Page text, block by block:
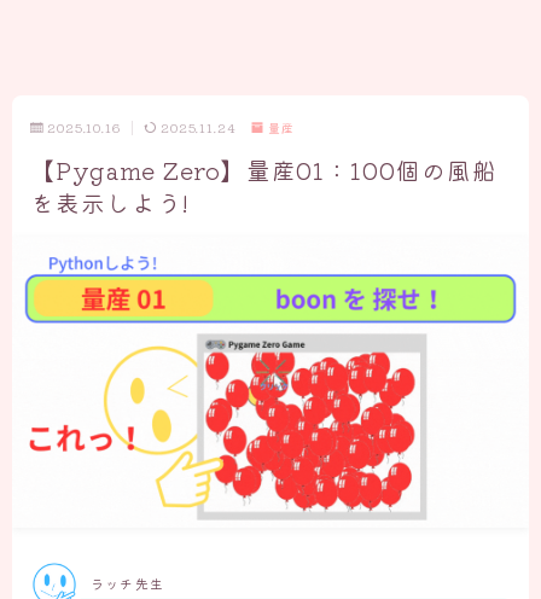
2025.10.16 2025.11.24 量産
【Pygame Zero】量産01：100個の風船
を表示しよう!
ラッチ先生